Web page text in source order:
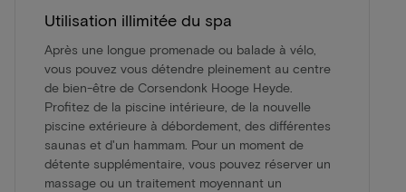
Utilisation illimitée du spa
Après une longue promenade ou balade à vélo,
vous pouvez vous détendre pleinement au centre
de bien-être de Corsendonk Hooge Heyde.
Profitez de la piscine intérieure, de la nouvelle
piscine extérieure à débordement, des différentes
saunas et d'un hammam. Pour un moment de
détente supplémentaire, vous pouvez réserver un
massage ou un traitement moyennant un